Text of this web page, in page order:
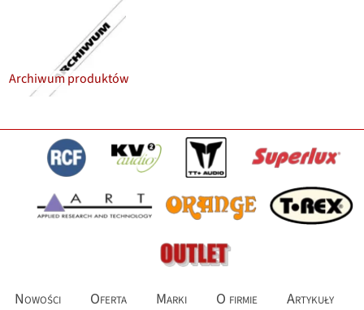
Archiwum produktów
Nowości Oferta Marki O firmie
Artykuły